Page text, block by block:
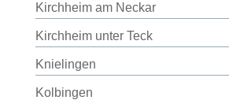
Kirchheim am Neckar
Kirchheim unter Teck
Knielingen
Kolbingen